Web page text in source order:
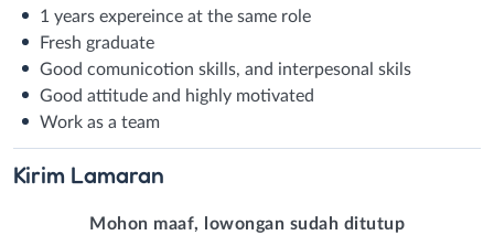
1 years expereince at the same role
Fresh graduate
Good comunicotion skills, and interpesonal skils
Good attitude and highly motivated
Work as a team
Kirim Lamaran
Mohon maaf, lowongan sudah ditutup